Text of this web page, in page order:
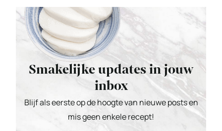
Smakelijke updates in jouw
inbox
Blijf als eerste op de hoogte van nieuwe posts en
mis geen enkele recept!